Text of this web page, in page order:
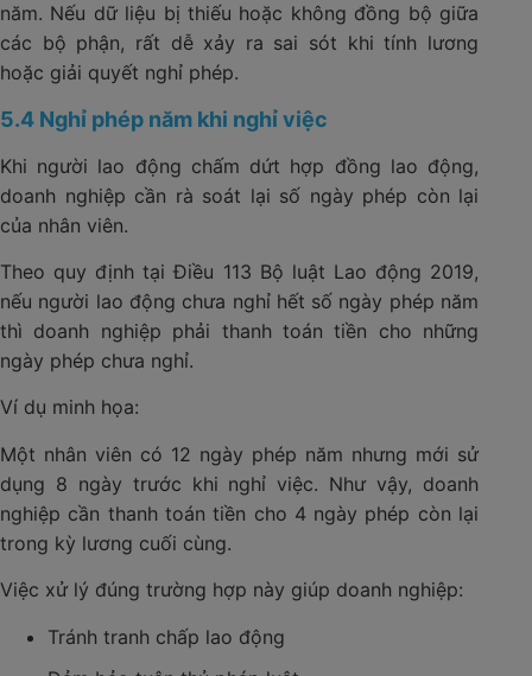
năm. Nếu dữ liệu bị thiếu hoặc không đồng bộ giữa
các bộ phận, rất dễ xảy ra sai sót khi tính lương
hoặc giải quyết nghỉ phép.
5.4 Nghỉ phép năm khi nghỉ việc
Khi người lao động chấm dứt hợp đồng lao động,
doanh nghiệp cần rà soát lại số ngày phép còn lại
của nhân viên.
Theo quy định tại Điều 113 Bộ luật Lao động 2019,
nếu người lao động chưa nghỉ hết số ngày phép năm
thì doanh nghiệp phải thanh toán tiền cho những
ngày phép chưa nghỉ.
Ví dụ minh họa:
Một nhân viên có 12 ngày phép năm nhưng mới sử
dụng 8 ngày trước khi nghỉ việc. Như vậy, doanh
nghiệp cần thanh toán tiền cho 4 ngày phép còn lại
trong kỳ lương cuối cùng.
Việc xử lý đúng trường hợp này giúp doanh nghiệp:
Tránh tranh chấp lao động